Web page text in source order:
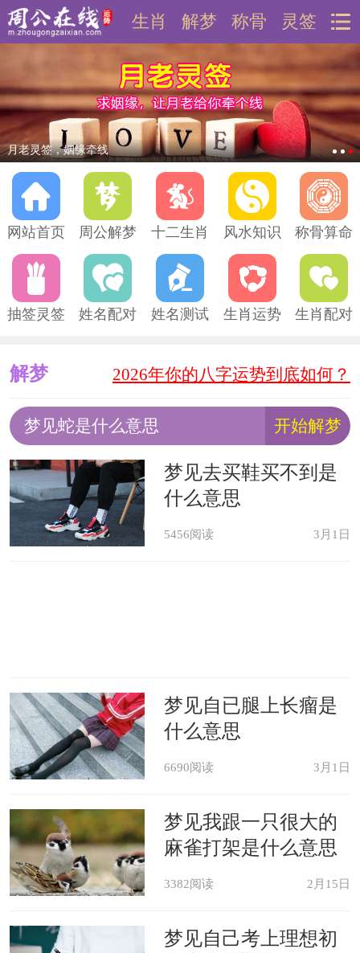
灵签
称骨
解梦
生肖
月老灵签，姻缘牵线
网站首页 周公解梦 十二生肖 风水知识 称骨算命
抽签灵签 姓名配对 姓名测试 生肖运势 生肖配对
解梦 2026年你的八字运势到底如何？
梦见去买鞋买不到是
什么意思
5456阅读 3月1日
梦见自已腿上长瘤是
什么意思
6690阅读 3月1日
梦见我跟一只很大的
麻雀打架是什么意思
3382阅读 2月15日
梦见自己考上理想初